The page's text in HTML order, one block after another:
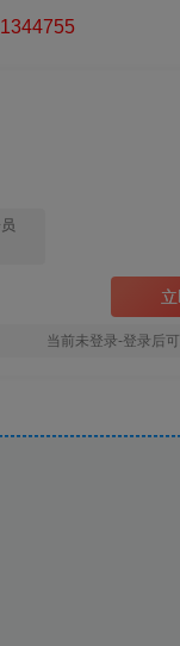
当前未登录-登录后